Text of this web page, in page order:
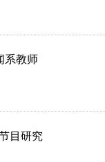
系教师
目研究